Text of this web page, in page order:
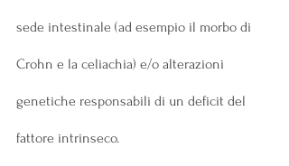
sede intestinale (ad esempio il morbo di
Crohn e la celiachia) e/o alterazioni
genetiche responsabili di un deficit del
fattore intrinseco.